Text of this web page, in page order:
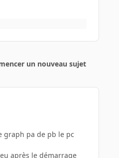
un nouveau sujet
graph pa de pb le pc
après le démarrage